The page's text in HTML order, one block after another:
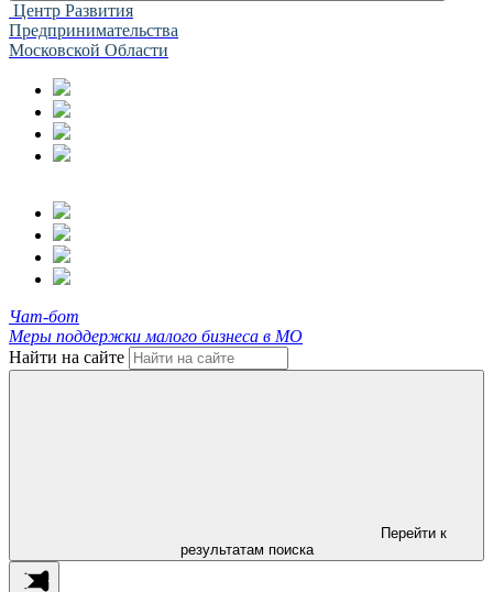
Центр Развития
Предпринимательства
Московской Области
Чат-бот
Меры поддержки малого бизнеса в МО
Найти на сайте
Перейти к
результатам поиска